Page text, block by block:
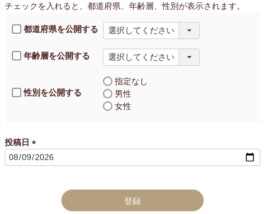
チェックを入れると、都道府県、年齢層、性別が表示されます。
都道府県を公開する
年齢層を公開する
性別を公開する
指定なし
男性
女性
投稿日
(
登録